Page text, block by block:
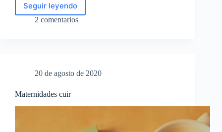
Seguir leyendo
Cuando
no
2 comentarios
20 de agosto de 2020
Maternidades cuir